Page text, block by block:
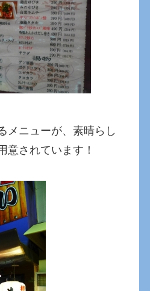
メニューが、素晴らし
意されています！